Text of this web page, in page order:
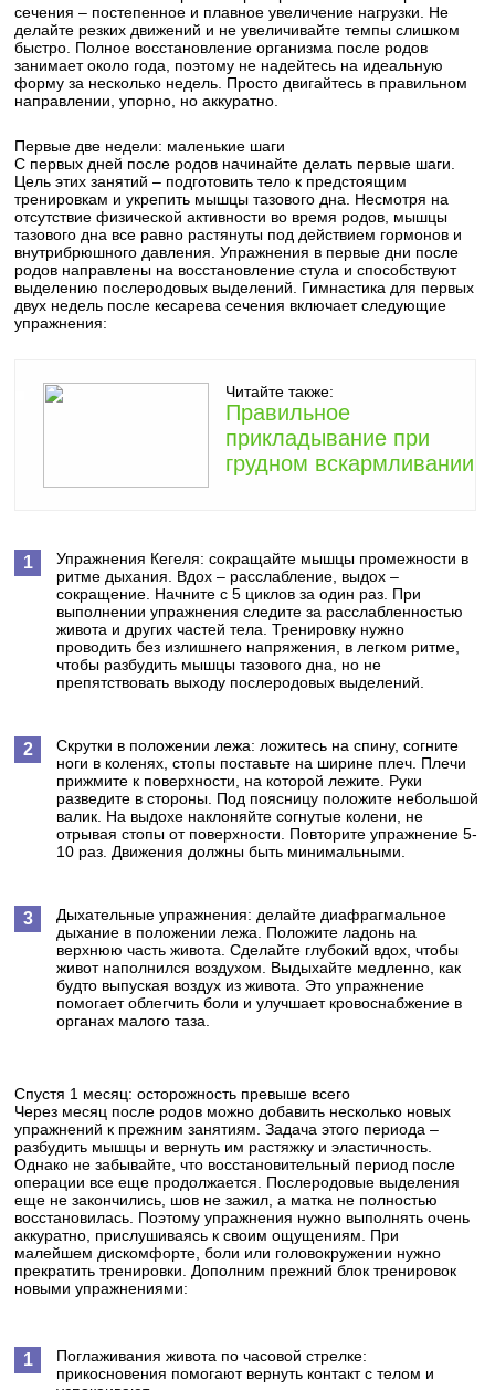
сечения – постепенное и плавное увеличение нагрузки. Не
делайте резких движений и не увеличивайте темпы слишком
быстро. Полное восстановление организма после родов
занимает около года, поэтому не надейтесь на идеальную
форму за несколько недель. Просто двигайтесь в правильном
направлении, упорно, но аккуратно.
Первые две недели: маленькие шаги
С первых дней после родов начинайте делать первые шаги.
Цель этих занятий – подготовить тело к предстоящим
тренировкам и укрепить мышцы тазового дна. Несмотря на
отсутствие физической активности во время родов, мышцы
тазового дна все равно растянуты под действием гормонов и
внутрибрюшного давления. Упражнения в первые дни после
родов направлены на восстановление стула и способствуют
выделению послеродовых выделений. Гимнастика для первых
двух недель после кесарева сечения включает следующие
упражнения:
Читайте также:
Правильное
прикладывание при
грудном вскармливании
Упражнения Кегеля: сокращайте мышцы промежности в
ритме дыхания. Вдох – расслабление, выдох –
сокращение. Начните с 5 циклов за один раз. При
выполнении упражнения следите за расслабленностью
живота и других частей тела. Тренировку нужно
проводить без излишнего напряжения, в легком ритме,
чтобы разбудить мышцы тазового дна, но не
препятствовать выходу послеродовых выделений.
Скрутки в положении лежа: ложитесь на спину, согните
ноги в коленях, стопы поставьте на ширине плеч. Плечи
прижмите к поверхности, на которой лежите. Руки
разведите в стороны. Под поясницу положите небольшой
валик. На выдохе наклоняйте согнутые колени, не
отрывая стопы от поверхности. Повторите упражнение 5-
10 раз. Движения должны быть минимальными.
Дыхательные упражнения: делайте диафрагмальное
дыхание в положении лежа. Положите ладонь на
верхнюю часть живота. Сделайте глубокий вдох, чтобы
живот наполнился воздухом. Выдыхайте медленно, как
будто выпуская воздух из живота. Это упражнение
помогает облегчить боли и улучшает кровоснабжение в
органах малого таза.
Спустя 1 месяц: осторожность превыше всего
Через месяц после родов можно добавить несколько новых
упражнений к прежним занятиям. Задача этого периода –
разбудить мышцы и вернуть им растяжку и эластичность.
Однако не забывайте, что восстановительный период после
операции все еще продолжается. Послеродовые выделения
еще не закончились, шов не зажил, а матка не полностью
восстановилась. Поэтому упражнения нужно выполнять очень
аккуратно, прислушиваясь к своим ощущениям. При
малейшем дискомфорте, боли или головокружении нужно
прекратить тренировки. Дополним прежний блок тренировок
новыми упражнениями:
Поглаживания живота по часовой стрелке:
прикосновения помогают вернуть контакт с телом и